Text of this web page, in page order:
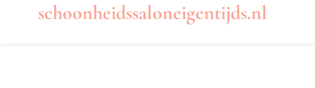
schoonheidssaloneigentijds.nl